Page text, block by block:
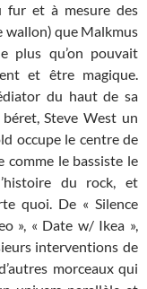
fur et à mesure des
wallon) que Malkmus
plus qu’on pouvait
et être magique.
du haut de sa
Steve West un
occupe le centre de
comme le bassiste le
du rock, et
quoi. De « Silence
», « Date w/ Ikea »,
interventions de
morceaux qui